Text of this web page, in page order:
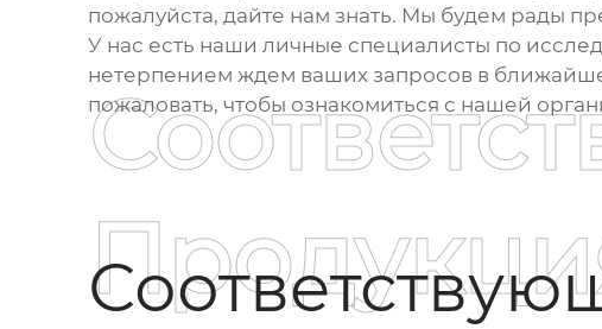
пожалуйста, дайте нам знать. Мы будем рады
У нас есть наши личные специалисты по
нетерпением ждем ваших запросов в
пожаловать, чтобы ознакомиться с нашей